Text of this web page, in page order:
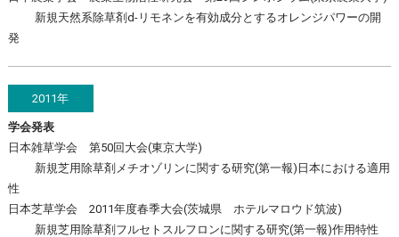
新規天然系除草剤d-リモネンを有効成分とするオレンジパワーの開
発
2011年
学会発表
日本雑草学会 第50回大会(東京大学)
新規芝用除草剤メチオゾリンに関する研究(第一報)日本における適用
性
日本芝草学会 2011年度春季大会(茨城県 ホテルマロウド筑波)
新規芝用除草剤フルセトスルフロンに関する研究(第一報)作用特性